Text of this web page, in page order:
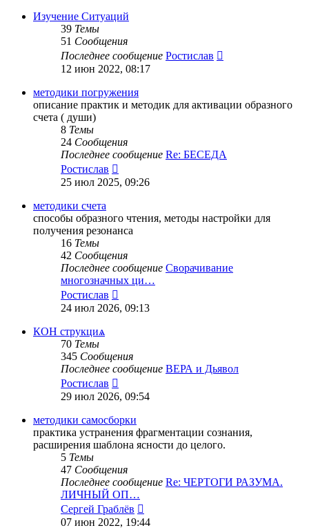
Изучение Ситуаций
39 Темы
51 Сообщения
Последнее сообщение Ростислав
12 июн 2022, 08:17
методики погружения
описание практик и методик для активации образного
счета ( души)
8 Темы
24 Сообщения
Последнее сообщение Re: БЕСЕДА
Ростислав
к
25 июл 2025, 09:26
методики счета
способы образного чтения, методы настройки для
получения резонанса
16 Темы
42 Сообщения
Последнее сообщение Сворачивание
многозначных ци…
Ростислав
к
24 июл 2026, 09:13
КОН струкциѧ
70 Темы
345 Сообщения
Последнее сообщение ВЕРА и Дьявол
Ростислав
к
сообщению
29 июл 2026, 09:54
методики самосборки
практика устранения фрагментации сознания,
расширения шаблона ясности до целого.
5 Темы
47 Сообщения
Последнее сообщение Re: ЧЕРТОГИ РАЗУМА.
ЛИЧНЫЙ ОП…
Сергей Граблёв
к
07 июн 2022, 19:44